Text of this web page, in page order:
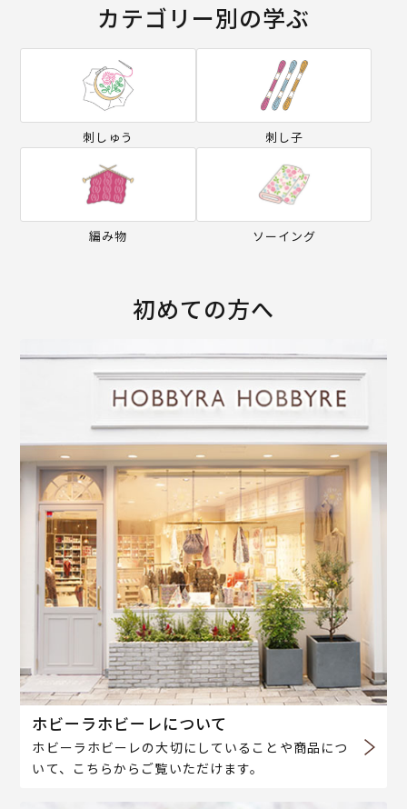
カテゴリー別の学ぶ
刺しゅう 刺し子
編み物 ソーイング
初めての方へ
ホビーラホビーレについて
ホビーラホビーレの大切にしていることや商品につ
いて、こちらからご覧いただけます。